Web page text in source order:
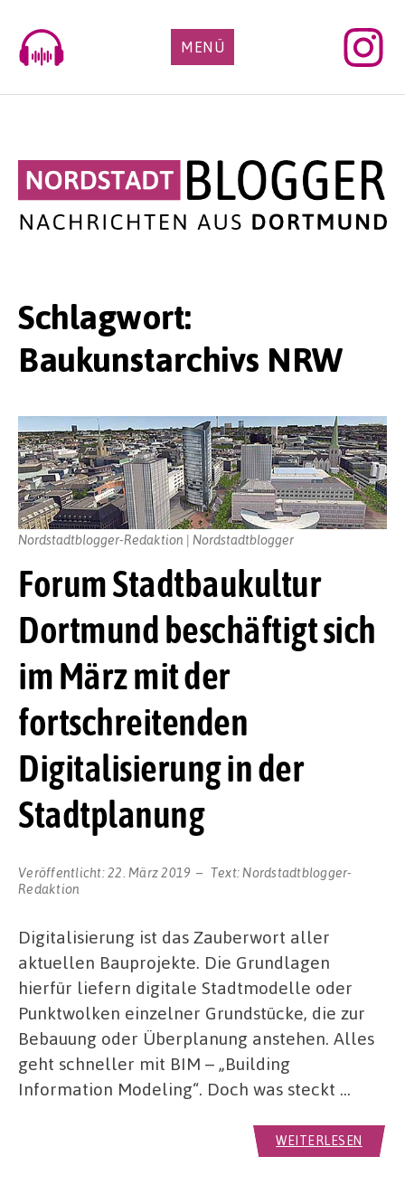
content
MENÜ
Schlagwort:
Baukunstarchivs NRW
Forum Stadtbaukultur
Dortmund beschäftigt sich
im März mit der
fortschreitenden
Digitalisierung in der
Stadtplanung
Veröffentlicht:22. März 2019 Text: Nordstadtblogger-
Redaktion
Nordstadtblogger-Redaktion | Nordstadtblogger
Digitalisierung ist das Zauberwort aller
aktuellen Bauprojekte. Die Grundlagen
hierfür liefern digitale Stadtmodelle oder
Punktwolken einzelner Grundstücke, die zur
Bebauung oder Überplanung anstehen. Alles
geht schneller mit BIM – „Building
Information Modeling“. Doch was steckt …
WEITERLESEN